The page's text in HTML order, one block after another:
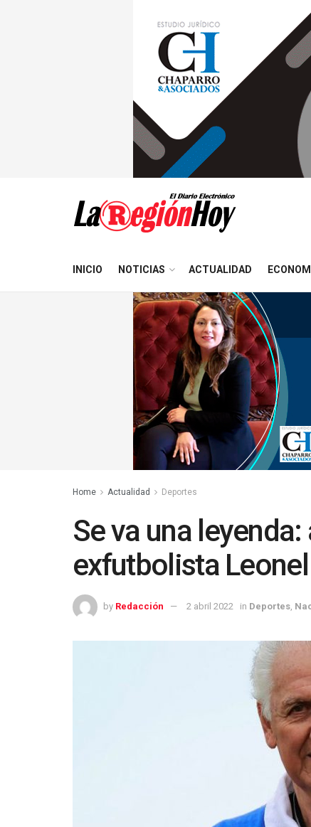
INICIO NOTICIAS ACTUALIDAD
Home Actualidad Deportes
Se va una
exfutbolista
by Redacción 2 abril 2022 in Deportes